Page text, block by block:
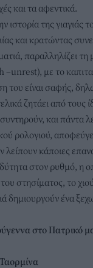
και τα αφεντικά.
ιστορία της γιαγιάς
και κρατώντας
παραλληλίζει τη
–unrest), με το
του είναι σαφής,
ζητάει από τους
και πάντα
ρολογιού,
λείπουν κάποιες
στον ρυθμό, η
στησίματος, το
δημιουργούν ένα
στο Πατρικό